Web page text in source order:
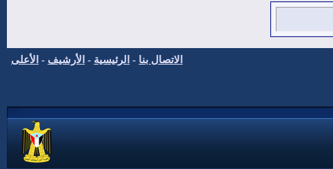
الاتصال بنا - الرئيسية - الأرشيف - الأعلى